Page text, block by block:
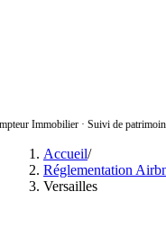
Immobilier·Suivi de
Accueil/
Réglementation
Versailles